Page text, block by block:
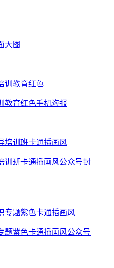
大图
教育红色手机海报
训班卡通插画风公众号封
题紫色卡通插画风公众号